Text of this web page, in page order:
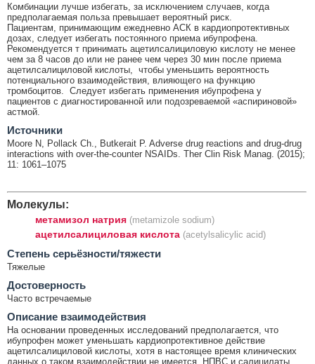
Комбинации лучше избегать, за исключением случаев, когда
предполагаемая польза превышает вероятный риск.
Пациентам, принимающим ежедневно АСК в кардиопротективных
дозах, следует избегать постоянного приема ибупрофена.
Рекомендуется т принимать ацетилсалициловую кислоту не менее
чем за 8 часов до или не ранее чем через 30 мин после приема
ацетилсалициловой кислоты, чтобы уменьшить вероятность
потенциального взаимодействия, влияющего на функцию
тромбоцитов. Следует избегать применения ибупрофена у
пациентов с диагностированной или подозреваемой «аспириновой»
астмой.
Источники
Moore N, Pollack Ch., Butkerait P. Adverse drug reactions and drug-drug
interactions with over-the-counter NSAIDs. Ther Clin Risk Manag. (2015);
11: 1061–1075
Молекулы:
метамизол натрия (metamizole sodium)
ацетилсалициловая кислота (acetylsalicylic acid)
Cтепень серьёзности/тяжести
Тяжелые
Достоверность
Часто встречаемые
Описание взаимодействия
На основании проведенных исследований предполагается, что
ибупрофен может уменьшать кардиопротективное действие
ацетилсалициловой кислоты, хотя в настоящее время клинических
данных о таком взаимодействии не имеется. НПВС и салицилаты